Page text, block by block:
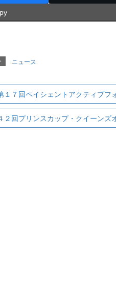
ニュース
１７回ペイシェントアクティブフ
２回プリンスカップ・クイーンズ